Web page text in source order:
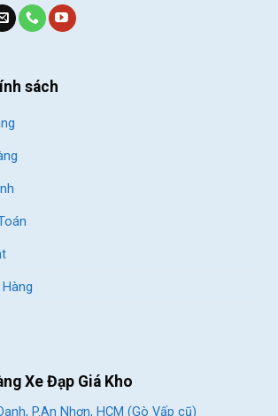
sách
Xe Đạp Giá Kho
P.An Nhơn, HCM (Gò Vấp cũ)